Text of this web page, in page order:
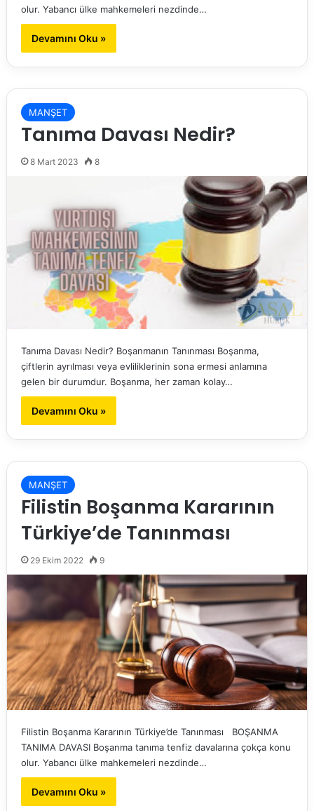
olur. Yabancı ülke mahkemeleri nezdinde…
Devamını Oku »
MANŞET
Tanıma Davası Nedir?
8 Mart 2023 8
Tanıma Davası Nedir? Boşanmanın Tanınması Boşanma,
çiftlerin ayrılması veya evliliklerinin sona ermesi anlamına
gelen bir durumdur. Boşanma, her zaman kolay…
Devamını Oku »
MANŞET
Filistin Boşanma Kararının
Türkiye’de Tanınması
29 Ekim 2022 9
Filistin Boşanma Kararının Türkiye’de Tanınması BOŞANMA
TANIMA DAVASI Boşanma tanıma tenfiz davalarına çokça konu
olur. Yabancı ülke mahkemeleri nezdinde…
Devamını Oku »